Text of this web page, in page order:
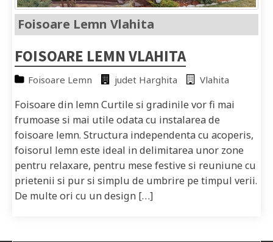
Foisoare Lemn Vlahita
FOISOARE LEMN VLAHITA
Foisoare Lemn judet Harghita Vlahita
Foisoare din lemn Curtile si gradinile vor fi mai
frumoase si mai utile odata cu instalarea de
foisoare lemn. Structura independenta cu acoperis,
foisorul lemn este ideal in delimitarea unor zone
pentru relaxare, pentru mese festive si reuniune cu
prietenii si pur si simplu de umbrire pe timpul verii.
De multe ori cu un design […]